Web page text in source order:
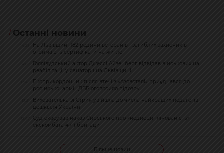
Останні новини
На Львівщині 182 родини ветеранів і загиблих захисників
отримають сертифікати на житло
Голлівудський актор Джессі Айзенберг відвідав військових на
реабілітації у санаторії на Львівщині
Експрикордонник після втечі з «Азовсталі» приєднався до
російської армії: ДБР оголосило підозру
Вихователька зі Стрия увійшла до числа найкращих педагогів
дошкілля України
Суд скасував наказ Сирського про «недисциплінованість»
екскомбата 47-ї бригади
Більше новин